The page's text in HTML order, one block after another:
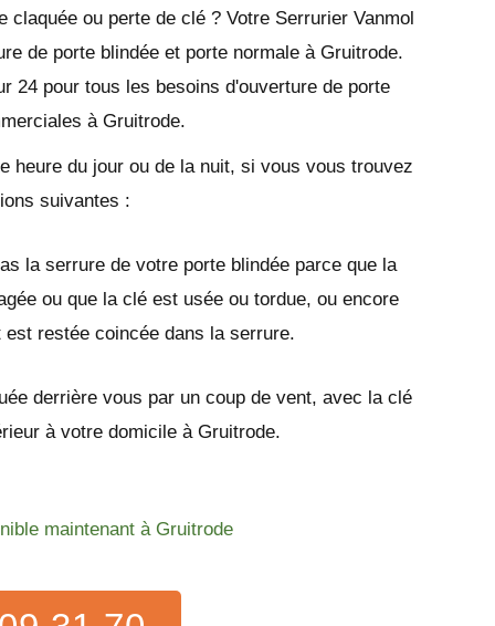
claquée ou perte de clé ? Votre Serrurier Vanmol
de porte blindée et porte normale à Gruitrode.
24 pour tous les besoins d'ouverture de porte
à Gruitrode.
heure du jour ou de la nuit, si vous vous trouvez
suivantes :
la serrure de votre porte blindée parce que la
ou que la clé est usée ou tordue, ou encore
restée coincée dans la serrure.
derrière vous par un coup de vent, avec la clé
à votre domicile à Gruitrode.
maintenant à Gruitrode